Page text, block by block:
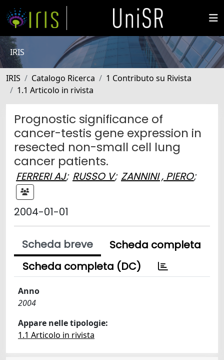
IRIS
IRIS Catalogo Ricerca
1 Contributo su Rivista
1.1 Articolo in rivista
Prognostic significance of
cancer-testis gene expression in
resected non-small cell lung
cancer patients.
FERRERI AJ; RUSSO V; ZANNINI , PIERO;
2004-01-01
Scheda breve
Scheda completa
Scheda completa (DC)
Anno
2004
Appare nelle tipologie:
1.1 Articolo in rivista